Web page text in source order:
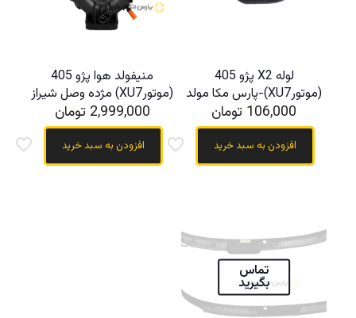
لوله X2 پژو 405
(موتورXU7)-پارس مکا مولد
106,000 تومان
افزودن به سبد خرید
منیفولد هوا پژو 405
(موتورXU7) مژده وصل شیراز
2,999,000 تومان
افزودن به سبد خرید
تماس
بگیرید